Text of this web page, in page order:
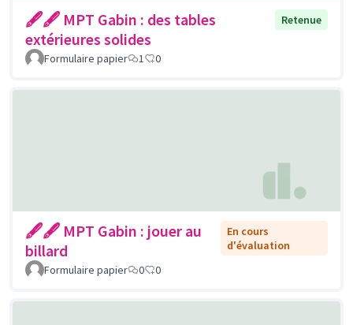
🖋🖋 MPT Gabin : des tables
extérieures solides
Retenue
Formulaire papier 1 0
🖋🖋 MPT Gabin : jouer au
billard
En cours
d'évaluation
Formulaire papier
0 0